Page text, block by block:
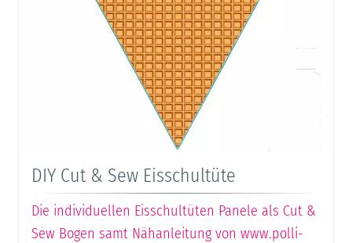
DIY Cut & Sew Eisschultüte
Die individuellen Eisschultüten Panele als Cut &
Sew Bogen samt Nähanleitung von www.polli-